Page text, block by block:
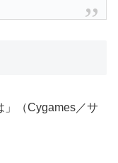
」（Cygames／サ